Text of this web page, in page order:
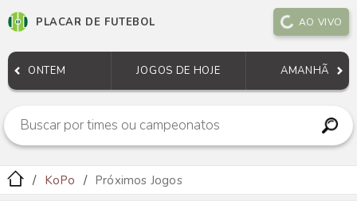
PLACAR DE FUTEBOL AO VIVO
ONTEM JOGOS DE HOJE AMANHÃ
KoPo Próximos Jogos